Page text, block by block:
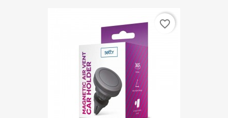
favorite_border